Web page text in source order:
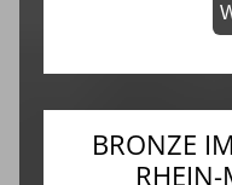
BRONZE